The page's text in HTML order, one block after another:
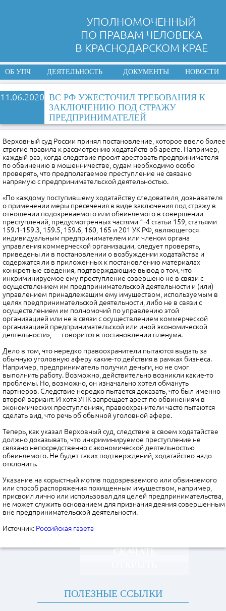
УПОЛНОМОЧЕННЫЙ
ПО ПРАВАМ ЧЕЛОВЕКА
В КРАСНОДАРСКОМ КРАЕ
ОБ УПЧ ДЕЯТЕЛЬНОСТЬ ДОКУМЕНТЫ НОВОСТИ
11.06.2020 ВС РФ УЖЕСТОЧИЛ ТРЕБОВАНИЯ К
ЗАКЛЮЧЕНИЮ ПОД СТРАЖУ
ПРЕДПРИНИМАТЕЛЕЙ
Верховный суд России принял постановление, которое ввело более
строгие правила к рассмотрению ходатайств об аресте. Например,
каждый раз, когда следствие просит арестовать предпринимателя
по обвинению в мошенничестве, судам необходимо особо
проверять, что предполагаемое преступление не связано
напрямую с предпринимательской деятельностью.
«По каждому поступившему ходатайству следователя, дознавателя
о применении меры пресечения в виде заключения под стражу в
отношении подозреваемого или обвиняемого в совершении
преступлений, предусмотренных частями 1-4 статьи 159, статьями
159.1-159.3, 159.5, 159.6, 160, 165 и 201 УК РФ, являющегося
индивидуальным предпринимателем или членом органа
управления коммерческой организации, следует проверять,
приведены ли в постановлении о возбуждении ходатайства и
содержатся ли в приложенных к постановлению материалах
конкретные сведения, подтверждающие вывод о том, что
инкриминируемое ему преступление совершено не в связи с
осуществлением им предпринимательской деятельности и (или)
управлением принадлежащим ему имуществом, используемым в
целях предпринимательской деятельности, либо не в связи с
осуществлением им полномочий по управлению этой
организацией или не в связи с осуществлением коммерческой
организацией предпринимательской или иной экономической
деятельности», — говорится в постановлении пленума.
Дело в том, что нередко правоохранители пытаются выдать за
обычную уголовную аферу какие-то действия в рамках бизнеса.
Например, предприниматель получил деньги, но не смог
выполнить работу. Возможно, действительно возникли какие-то
проблемы. Но, возможно, он изначально хотел обмануть
партнеров. Следствие нередко пытается доказать, что был именно
второй вариант. И хотя УПК запрещает арест по обвинениям в
экономических преступлениях, правоохранители часто пытаются
сделать вид, что речь об обычной уголовной афере.
Теперь, как указал Верховный суд, следствие в своем ходатайстве
должно доказывать, что инкриминируемое преступление не
связано непосредственно с экономической деятельностью
обвиняемого. Не будет таких подтверждений, ходатайство надо
отклонить.
Указание на корыстный мотив подозреваемого или обвиняемого
или способ распоряжения похищенным имуществом, например,
присвоил лично или использовал для целей предпринимательства,
не может служить основанием для признания деяния совершенным
вне предпринимательской деятельности.
Источник: Российская газета
СКАЧАТЬ
ПОЛЕЗНЫЕ ССЫЛКИ